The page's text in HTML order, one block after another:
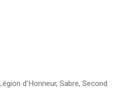
d'Honneur, Sabre, Second